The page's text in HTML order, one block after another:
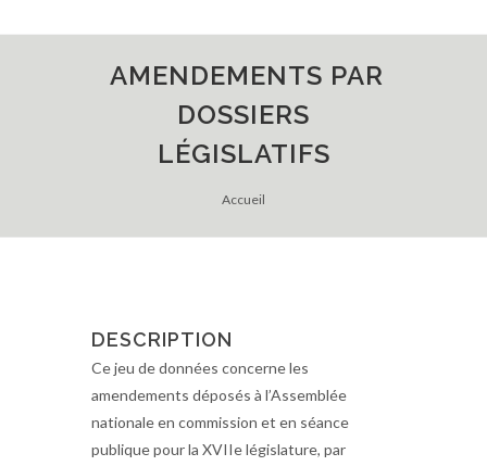
AMENDEMENTS PAR
DOSSIERS
LÉGISLATIFS
Accueil
DESCRIPTION
Ce jeu de données concerne les
amendements déposés à l’Assemblée
nationale en commission et en séance
publique pour la XVIIe législature, par